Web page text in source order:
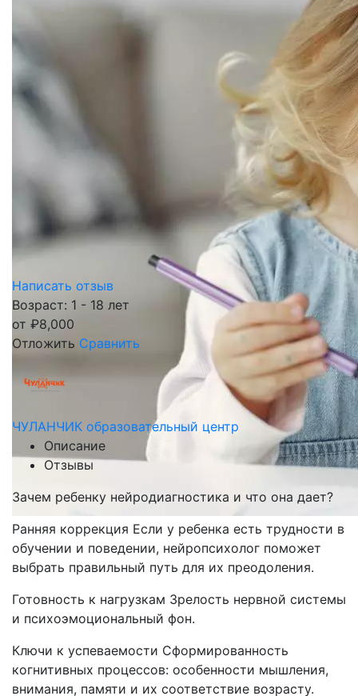
Написать отзыв
Возраст: 1 - 18 лет
от ₽8,000
Отложить Сравнить
ЧУЛАНЧИК образовательный центр
Описание
Отзывы
Зачем ребенку нейродиагностика и что она дает?
Ранняя коррекция Если у ребенка есть трудности в
обучении и поведении, нейропсихолог поможет
выбрать правильный путь для их преодоления.
Готовность к нагрузкам Зрелость нервной системы
и психоэмоциональный фон.
Ключи к успеваемости Сформированность
когнитивных процессов: особенности мышления,
внимания, памяти и их соответствие возрасту.